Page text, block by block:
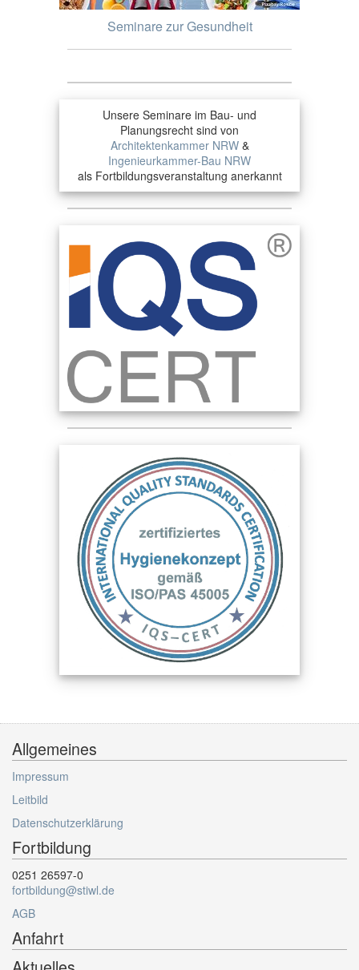
Seminare zur Gesundheit
Unsere Seminare im Bau- und
Planungsrecht sind von
Architektenkammer NRW&
Ingenieurkammer-Bau NRW
als Fortbildungsveranstaltung anerkannt
Allgemeines
Impressum
Leitbild
Datenschutzerklärung
Fortbildung
0251 26597-0
fortbildung@stiwl.de
AGB
Anfahrt